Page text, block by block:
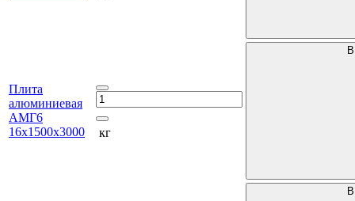
Плита
алюминиевая
АМГ6
16х1500х3000
кг